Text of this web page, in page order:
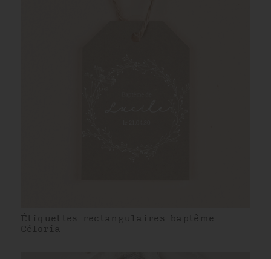
Étiquettes rectangulaires baptême
Céloria